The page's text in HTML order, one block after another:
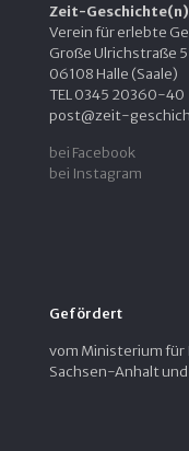
Zeit-
Verein für erlebte
Große Ulrichstraße
06108 Halle (Saale)
TEL 0345 20360-40
post@zeit-
bei Facebook
bei Instagram
Gefördert
vom Ministerium für
Sachsen-Anhalt